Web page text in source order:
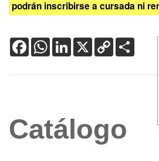
podrán inscribirse a cursada ni
FacebookWhatsApp
LinkedIn
X Copy
Link
Catálogo